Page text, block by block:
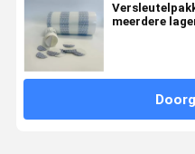
meerdere